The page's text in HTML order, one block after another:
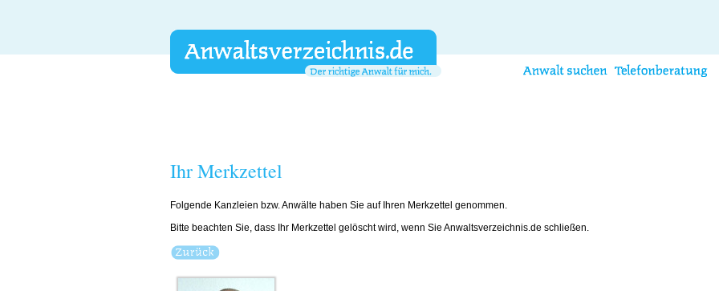
Ihr Merkzettel
Folgende Kanzleien bzw. Anwälte haben Sie auf Ihren Merkzettel genommen.
Bitte beachten Sie, dass Ihr Merkzettel gelöscht wird, wenn Sie Anwaltsverzeichnis.de schließen.